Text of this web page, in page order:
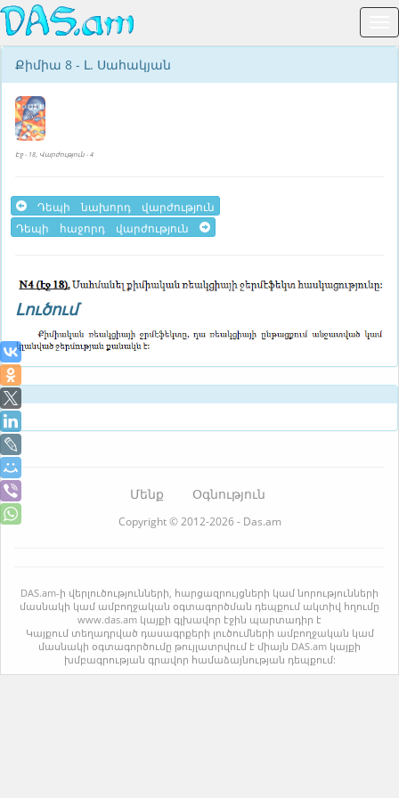
Քիմիա 8 - Լ. Սահակյան
Էջ - 18, Վարժություն - 4
Դեպի նախորդ վարժություն
Դեպի հաջորդ վարժություն
Լուծում
Մենք Օգնություն
Copyright © 2012-2026 - Das.am
DAS.am-ի վերլուծությունների, հարցազրույցների կամ նորությունների
մասնակի կամ ամբողջական օգտագործման դեպքում ակտիվ հղումը
www.das.am կայքի գլխավոր էջին պարտադիր է
Կայքում տեղադրված դասագրքերի լուծումների ամբողջական կամ
մասնակի օգտագործումը թույլատրվում է միայն DAS.am կայքի
խմբագրության գրավոր համաձայնության դեպքում: